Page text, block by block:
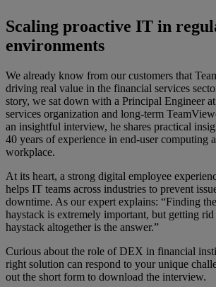
Scaling proactive IT in
environments
We already know from our customers that
driving real value in the financial services
story, we sat down with a Principal Engineer
services organization and long-term
an insightful interview, he shares practical
40 years of experience in end-user computing
workplace.
At its heart, a strong digital employee
helps IT teams across industries to prevent
downtime. As our expert explains: “Finding
haystack is extremely important, but getting
haystack altogether is the answer.”
Curious about the role of DEX in financial
right solution can respond to your unique
out the short form to download the interview.